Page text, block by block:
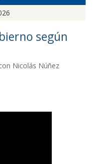
según
Nicolás Núñez